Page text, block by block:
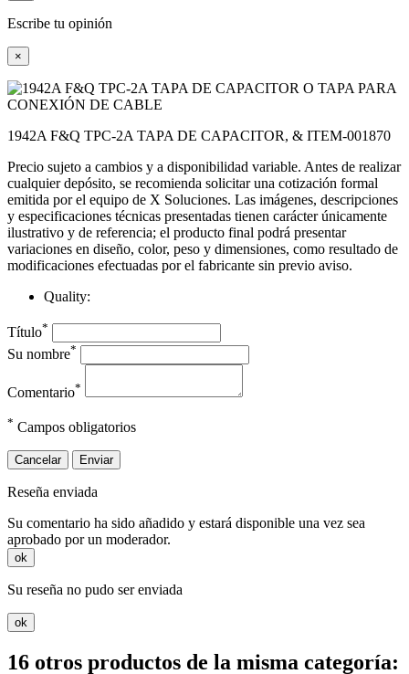
Escribe tu opinión
×
1942A F&Q TPC-2A TAPA DE CAPACITOR, & ITEM-001870
Precio sujeto a cambios y a disponibilidad variable. Antes de realizar
cualquier depósito, se recomienda solicitar una cotización formal
emitida por el equipo de X Soluciones. Las imágenes, descripciones
y especificaciones técnicas presentadas tienen carácter únicamente
ilustrativo y de referencia; el producto final podrá presentar
variaciones en diseño, color, peso y dimensiones, como resultado de
modificaciones efectuadas por el fabricante sin previo aviso.
Quality:
Título*
Su nombre*
Comentario*
* Campos obligatorios
Cancelar Enviar
Reseña enviada
Su comentario ha sido añadido y estará disponible una vez sea
aprobado por un moderador.
ok
Su reseña no pudo ser enviada
ok
16 otros productos de la misma categoría: